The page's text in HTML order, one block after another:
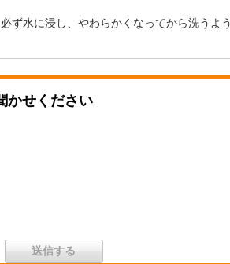
水に浸し、やわらかくなってから洗うよ
かせください